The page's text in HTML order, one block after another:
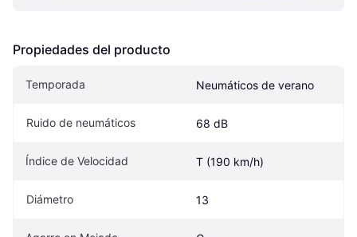
Propiedades del producto
Temporada Neumáticos de verano
Ruido de neumáticos 68 dB
Índice de Velocidad T (190 km/h)
Diámetro 13